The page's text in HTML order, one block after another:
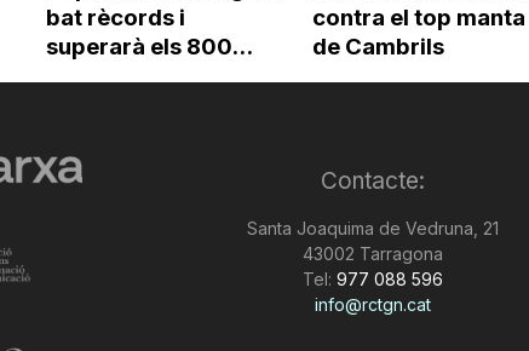
bat rècords i
superarà els 800...
contra el top manta
de Cambrils
Contacte:
Santa Joaquima de Vedruna, 21
43002 Tarragona
Tel: 977 088 596
info@rctgn.cat